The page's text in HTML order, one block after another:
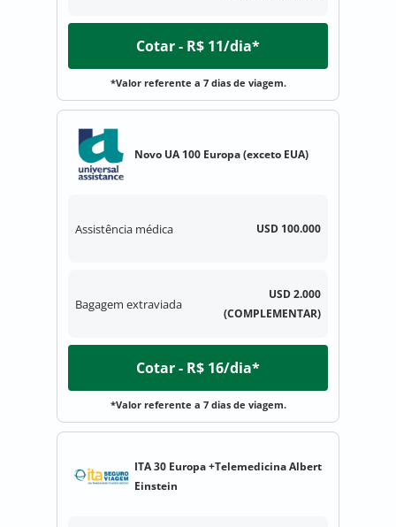
Cotar - R$ 11/dia*
*Valor referente a 7 dias de viagem.
Novo UA 100 Europa (exceto EUA)
Assistência médica USD 100.000
Bagagem extraviada
USD 2.000
(COMPLEMENTAR)
Cotar - R$ 16/dia*
*Valor referente a 7 dias de viagem.
ITA 30 Europa +Telemedicina Albert
Einstein